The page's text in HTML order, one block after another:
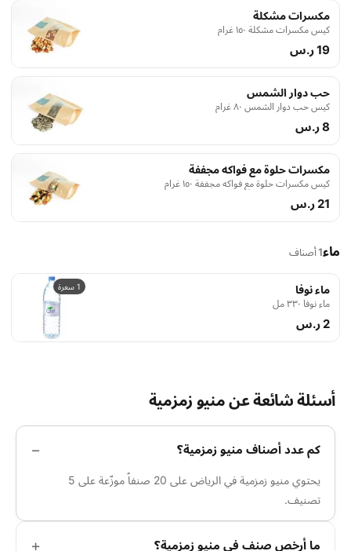
مكسرات مشكلة
كيس مكسرات مشكلة ١٥٠ غرام
19 ر.س
حب دوار الشمس
كيس حب دوار الشمس ٨٠ غرام
8 ر.س
مكسرات حلوة مع فواكه مجففة
كيس مكسرات حلوة مع فواكه مجففة ١٥٠ غرام
21 ر.س
ماء1 أصناف
1 سعرة ماء نوفا
ماء نوفا ٣٣٠ مل
2 ر.س
أسئلة شائعة عن منيو زمزمية
كم عدد أصناف منيو زمزمية؟
يحتوي منيو زمزمية في الرياض على 20 صنفاً موزّعة على 5
تصنيف.
ما أرخص صنف في منيو زمزمية؟